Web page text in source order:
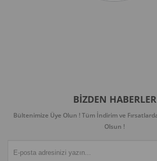
BIZDEN HABERLER
Bültenimize Üye Olun ! Tüm İndirim ve
Olsun !